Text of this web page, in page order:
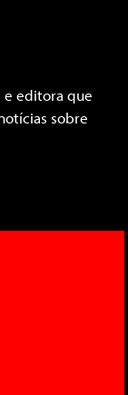
editora que
sobre